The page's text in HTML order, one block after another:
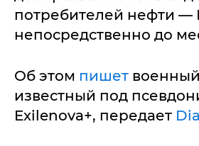
потребителей нефти —
непосредственно до
Об этом пишет
известный под
Exilenova+, передает